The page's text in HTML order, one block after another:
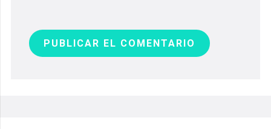
PUBLICAR EL COMENTARIO